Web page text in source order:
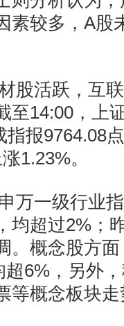
素较多，A股
活跃，互联
至14:00，上
报9764.08
1.23%。
一级行业指
均超过2%；
。概念股方
6%，另外
等概念板块